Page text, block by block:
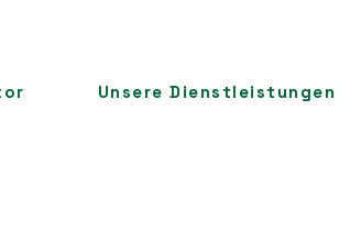
Unsere Dienstleistungen